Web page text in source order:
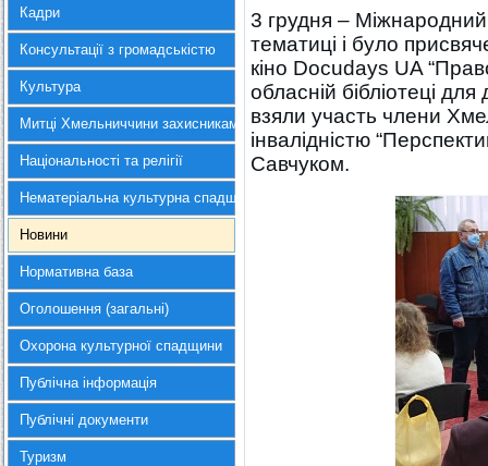
Кадри
Консультації з громадськістю
Культура
Митці Хмельниччини захисникам України
Національності та релігії
Нематеріальна культурна спадщина
Новини
Нормативна база
Оголошення (загальні)
Охорона культурної спадщини
Публічна інформація
Публічні документи
Туризм
3 грудня –
тематиці і було
кіно Docudays UA
обласній бібліотеці
взяли участь члени
інвалідністю
Савчуком.